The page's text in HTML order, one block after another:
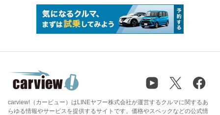
carview!（カービュー）はLINEヤフー株式会社が運営するクルマに関するあ
らゆる情報やサービスを提供するサイトです。価格やスペックなどの公式情